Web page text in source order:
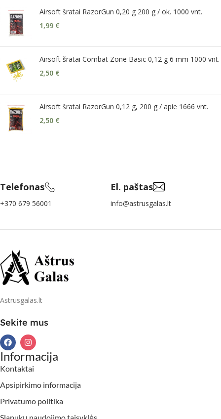
Airsoft šratai RazorGun 0,20 g 200 g / ok. 1000 vnt.
1,99 €
Airsoft šratai Combat Zone Basic 0,12 g 6 mm 1000 vnt.
2,50 €
Airsoft šratai RazorGun 0,12 g, 200 g / apie 1666 vnt.
2,50 €
Telefonas
+370 679 56001
El. paštas
info@astrusgalas.lt
Astrusgalas.lt
Sekite mus
Informacija
Kontaktai
Apsipirkimo informacija
Privatumo politika